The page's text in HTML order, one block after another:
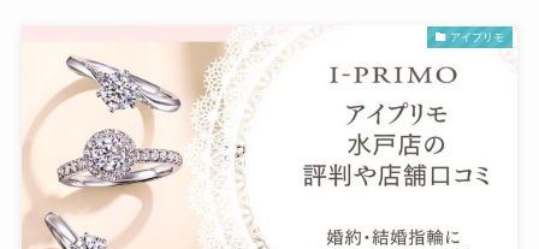
アイプリモ